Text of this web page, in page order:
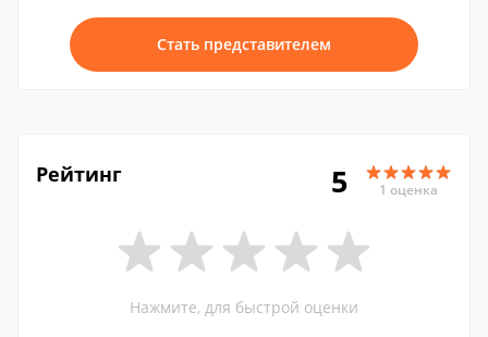
Стать представителем
Рейтинг 5 1 оценка
Нажмите, для быстрой оценки